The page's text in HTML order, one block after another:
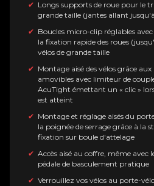
Longs supports de roue pour le
grande taille (jantes allant
Boucles micro-clip réglables
la fixation rapide des roues
vélos de grande taille
Montage aisé des vélos grâce
amovibles avec limiteur de
AcuTight émettant un « clic »
est atteint
Montage et réglage aisés du
la poignée de serrage grâce à la
fixation sur boule d'attelage
Accès aisé au coffre, même avec
pédale de basculement pratique
Verrouillez vos vélos au porte-